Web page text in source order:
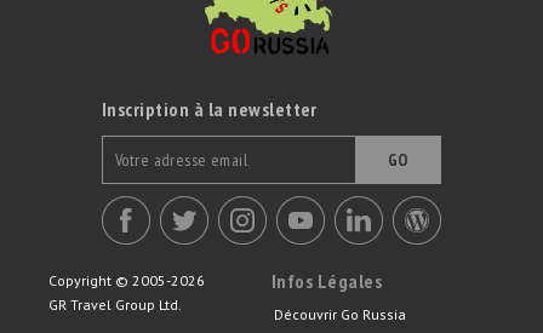
Inscription à la newsletter
GO
Copyright © 2005-2026
GR Travel Group Ltd.
Infos Légales
Découvrir Go Russia